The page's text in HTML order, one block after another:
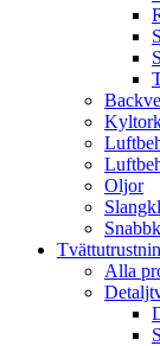
Oljor
Alla